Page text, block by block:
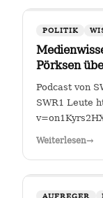
POLITIK
Pörksen
Podcast von
SWR1 Leute
Weiterlesen→
AUFREGER